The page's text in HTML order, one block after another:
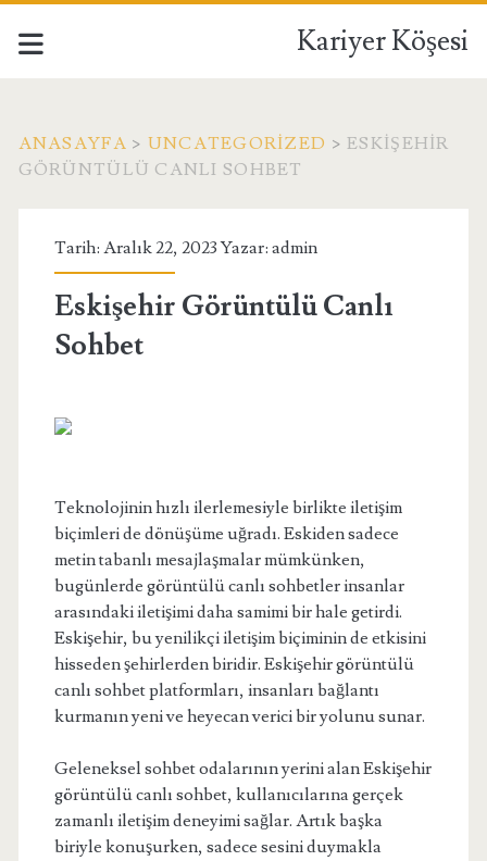
Kariyer Köşesi
ANASAYFA > UNCATEGORIZED >ESKIŞEHIR
GÖRÜNTÜLÜ CANLI SOHBET
Tarih: Aralık 22, 2023 Yazar: admin
Eskişehir Görüntülü Canlı
Sohbet
Teknolojinin hızlı ilerlemesiyle birlikte iletişim
biçimleri de dönüşüme uğradı. Eskiden sadece
metin tabanlı mesajlaşmalar mümkünken,
bugünlerde görüntülü canlı sohbetler insanlar
arasındaki iletişimi daha samimi bir hale getirdi.
Eskişehir, bu yenilikçi iletişim biçiminin de etkisini
hisseden şehirlerden biridir. Eskişehir görüntülü
canlı sohbet platformları, insanları bağlantı
kurmanın yeni ve heyecan verici bir yolunu sunar.
Geleneksel sohbet odalarının yerini alan Eskişehir
görüntülü canlı sohbet, kullanıcılarına gerçek
zamanlı iletişim deneyimi sağlar. Artık başka
biriyle konuşurken, sadece sesini duymakla